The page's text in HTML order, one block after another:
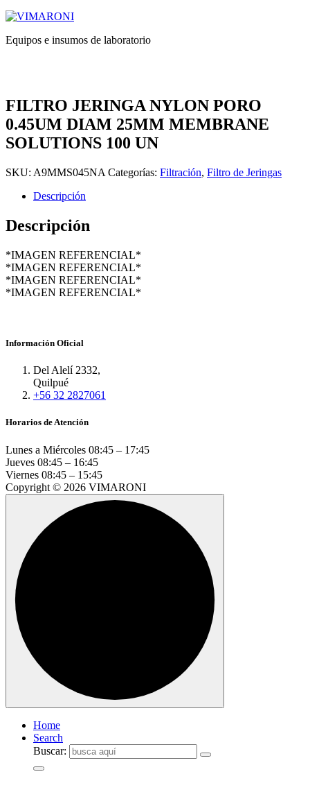
Equipos e insumos de laboratorio
FILTRO JERINGA NYLON PORO
0.45UM DIAM 25MM MEMBRANE
SOLUTIONS 100 UN
SKU: A9MMS045NA Categorías: Filtración, Filtro de Jeringas
Descripción
Descripción
*IMAGEN REFERENCIAL*
*IMAGEN REFERENCIAL*
*IMAGEN REFERENCIAL*
*IMAGEN REFERENCIAL*
Información Oficial
Del Alelí 2332,
Quilpué
+56 32 2827061
Horarios de Atención
Lunes a Miércoles 08:45 – 17:45
Jueves 08:45 – 16:45
Viernes 08:45 – 15:45
Copyright © 2026 VIMARONI
Home
Search
Buscar: